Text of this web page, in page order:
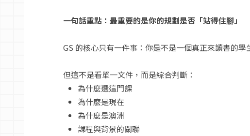
一句話重點：最重要的是你的規劃是否「站得住腳」
GS 的核心只有一件事：你是不是一個真正來讀書的學
但這不是看單一文件，而是綜合判斷：
為什麼選這門課
為什麼是現在
為什麼是澳洲
課程與背景的關聯